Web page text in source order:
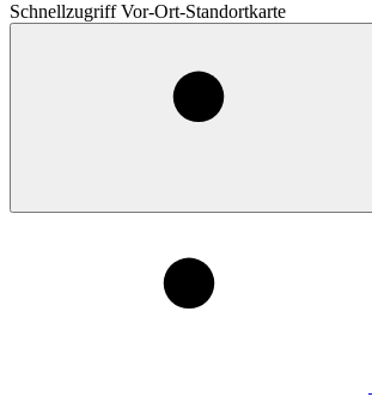
Schnellzugriff Vor-Ort-Standortkarte